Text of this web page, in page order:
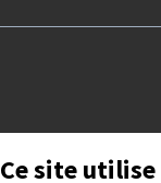
Ce site utilise